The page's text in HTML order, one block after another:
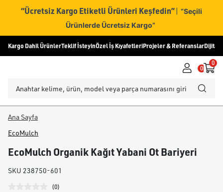
“Ücretsiz Kargo Etiketli Ürünleri Keşfedin” | “Seçili
Ürünlerde Ücretsiz Kargo”
Kargo Dahil ÜrünlerTeklif İsteyinÖzel İş KıyafetleriProjeler & ReferanslarDijital
0
0
Ana Sayfa
EcoMulch
EcoMulch Organik Kağıt Yabani Ot Bariyeri
SKU 238750-601
(0)